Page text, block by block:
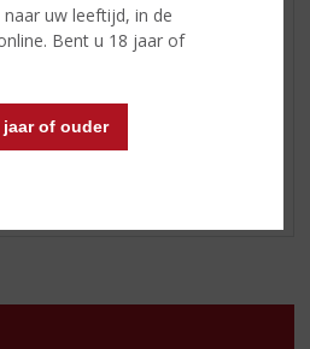
uw leeftijd, in de
Bent u 18 jaar of
of ouder